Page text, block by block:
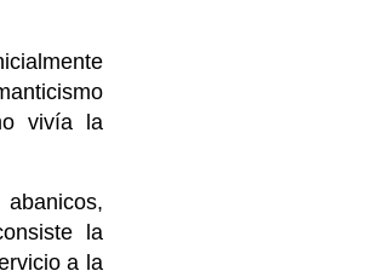
vivía la
la
a la